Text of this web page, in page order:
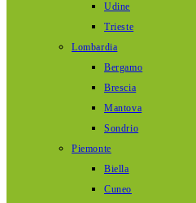
Udine
Trieste
Lombardia
Bergamo
Brescia
Mantova
Sondrio
Piemonte
Biella
Cuneo